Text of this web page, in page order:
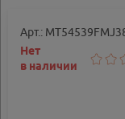
Арт.:
Нет
в наличии